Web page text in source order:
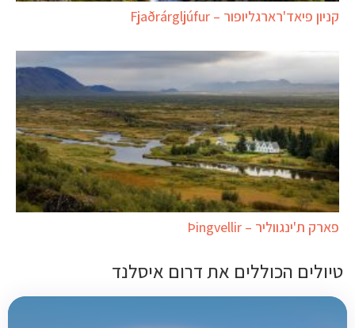
קניון פיאד'רארגליופור – Fjaðrárgljúfur
פארק ת'ינגווליר – Þingvellir
טיולים הכוללים את דרום איסלנד